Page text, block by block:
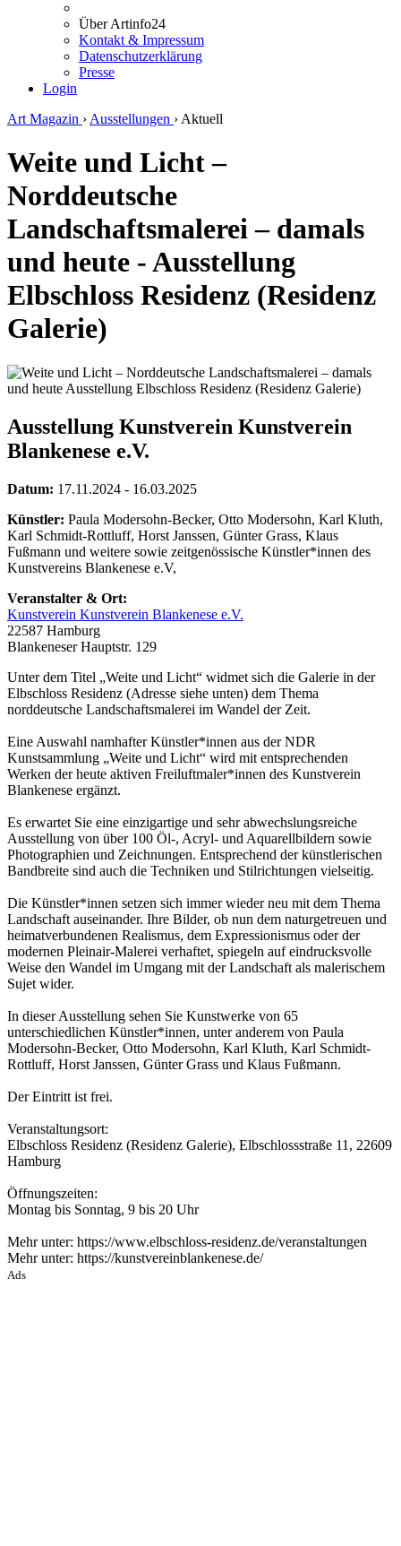
Über Artinfo24
Kontakt & Impressum
Datenschutzerklärung
Presse
Login
Art Magazin › Ausstellungen › Aktuell
Weite und Licht –
Norddeutsche
Landschaftsmalerei – damals
und heute - Ausstellung
Elbschloss Residenz (Residenz
Galerie)
Ausstellung Kunstverein Kunstverein
Blankenese e.V.
Datum: 17.11.2024 - 16.03.2025
Künstler: Paula Modersohn-Becker, Otto Modersohn, Karl Kluth,
Karl Schmidt-Rottluff, Horst Janssen, Günter Grass, Klaus
Fußmann und weitere sowie zeitgenössische Künstler*innen des
Kunstvereins Blankenese e.V,
Veranstalter & Ort:
Kunstverein Kunstverein Blankenese e.V.
22587 Hamburg
Blankeneser Hauptstr. 129
Unter dem Titel „Weite und Licht“ widmet sich die Galerie in der
Elbschloss Residenz (Adresse siehe unten) dem Thema
norddeutsche Landschaftsmalerei im Wandel der Zeit.
Eine Auswahl namhafter Künstler*innen aus der NDR
Kunstsammlung „Weite und Licht“ wird mit entsprechenden
Werken der heute aktiven Freiluftmaler*innen des Kunstverein
Blankenese ergänzt.
Es erwartet Sie eine einzigartige und sehr abwechslungsreiche
Ausstellung von über 100 Öl-, Acryl- und Aquarellbildern sowie
Photographien und Zeichnungen. Entsprechend der künstlerischen
Bandbreite sind auch die Techniken und Stilrichtungen vielseitig.
Die Künstler*innen setzen sich immer wieder neu mit dem Thema
Landschaft auseinander. Ihre Bilder, ob nun dem naturgetreuen und
heimatverbundenen Realismus, dem Expressionismus oder der
modernen Pleinair-Malerei verhaftet, spiegeln auf eindrucksvolle
Weise den Wandel im Umgang mit der Landschaft als malerischem
Sujet wider.
In dieser Ausstellung sehen Sie Kunstwerke von 65
unterschiedlichen Künstler*innen, unter anderem von Paula
Modersohn-Becker, Otto Modersohn, Karl Kluth, Karl Schmidt-
Rottluff, Horst Janssen, Günter Grass und Klaus Fußmann.
Der Eintritt ist frei.
Veranstaltungsort:
Elbschloss Residenz (Residenz Galerie), Elbschlossstraße 11, 22609
Hamburg
Öffnungszeiten:
Montag bis Sonntag, 9 bis 20 Uhr
Mehr unter: https://www.elbschloss-residenz.de/veranstaltungen
Mehr unter: https://kunstvereinblankenese.de/
Ads